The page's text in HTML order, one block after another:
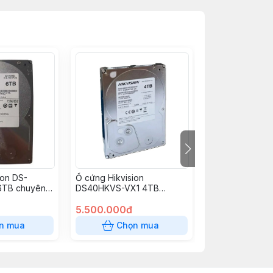
DS-
chuyên
mua
Ổ cứng Hikvision
DS40HKVS-VX1 4TB
5.500.000đ
Chọn mua